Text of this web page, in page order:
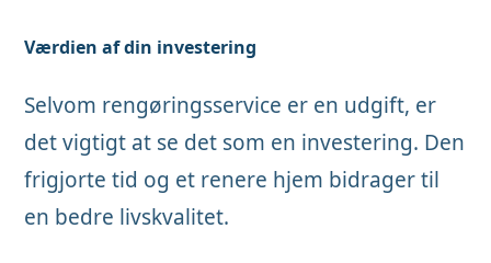
Værdien af din investering
Selvom rengøringsservice er en udgift, er
det vigtigt at se det som en investering. Den
frigjorte tid og et renere hjem bidrager til
en bedre livskvalitet.